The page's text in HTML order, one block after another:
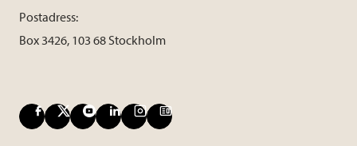
Postadress:
Box 3426, 103 68 Stockholm
F
X
Y
L
I
B